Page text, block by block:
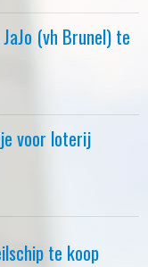
(vh Brunel) te
voor loterij
te koop